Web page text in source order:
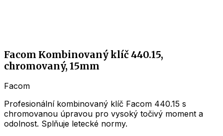
Facom Kombinovaný klíč 440.15,
chromovaný, 15mm
Facom
Profesionální kombinovaný klíč Facom 440.15 s
chromovanou úpravou pro vysoký točivý moment a
odolnost. Splňuje letecké normy.